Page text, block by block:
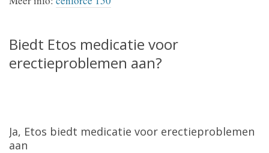
Biedt Etos medicatie voor
erectieproblemen aan?
Ja, Etos biedt medicatie voor erectieproblemen
aan